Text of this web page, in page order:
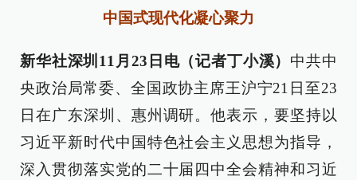
中国式现代化凝心聚力
新华社深圳11月23日电（记者丁小溪） 中共中
央政治局常委、全国政协主席王沪宁21日至23
日在广东深圳、惠州调研。他表示，要坚持以
习近平新时代中国特色社会主义思想为指导，
深入贯彻落实党的二十届四中全会精神和习近